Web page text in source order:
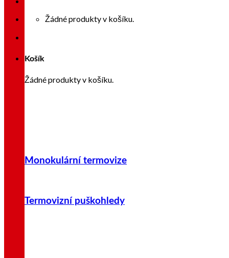
Žádné produkty v košíku.
Košík
Žádné produkty v košíku.
Monokulární termovize
Termovizní puškohledy